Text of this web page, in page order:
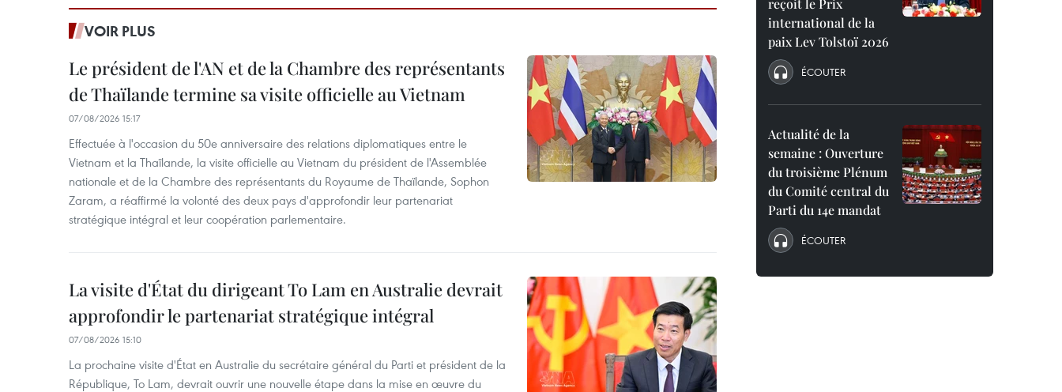
VOIR PLUS
Le président de l'AN et de la Chambre des représentants
de Thaïlande termine sa visite officielle au Vietnam
07/08/2026 15:17
Effectuée à l'occasion du 50e anniversaire des relations diplomatiques entre le
Vietnam et la Thaïlande, la visite officielle au Vietnam du président de l'Assemblée
nationale et de la Chambre des représentants du Royaume de Thaïlande, Sophon
Zaram, a réaffirmé la volonté des deux pays d'approfondir leur partenariat
stratégique intégral et leur coopération parlementaire.
La visite d'État du dirigeant To Lam en Australie devrait
approfondir le partenariat stratégique intégral
07/08/2026 15:10
La prochaine visite d'État en Australie du secrétaire général du Parti et président de la
République, To Lam, devrait ouvrir une nouvelle étape dans la mise en œuvre du
reçoit le Prix
international de la
paix Lev Tolstoï 2026
ÉCOUTER
Actualité de la
semaine : Ouverture
du troisième Plénum
du Comité central du
Parti du 14e mandat
ÉCOUTER